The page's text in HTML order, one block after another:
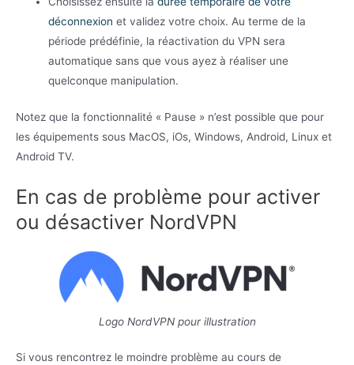
déconnexionet validez votre choix. Au terme de la
période prédéfinie, la réactivation du VPN sera
automatique sans que vous ayez à réaliser une
quelconque manipulation.
Notez que la fonctionnalité « Pause » n’est possible que pour
les équipements sous MacOS, iOs, Windows, Android, Linux et
Android TV.
En cas de problème pour activer
ou désactiver NordVPN
Logo NordVPN pour illustration
Si vous rencontrez le moindre problème au cours de